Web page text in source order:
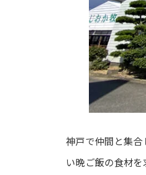
神戸で仲間と集
い晩ご飯の食材を